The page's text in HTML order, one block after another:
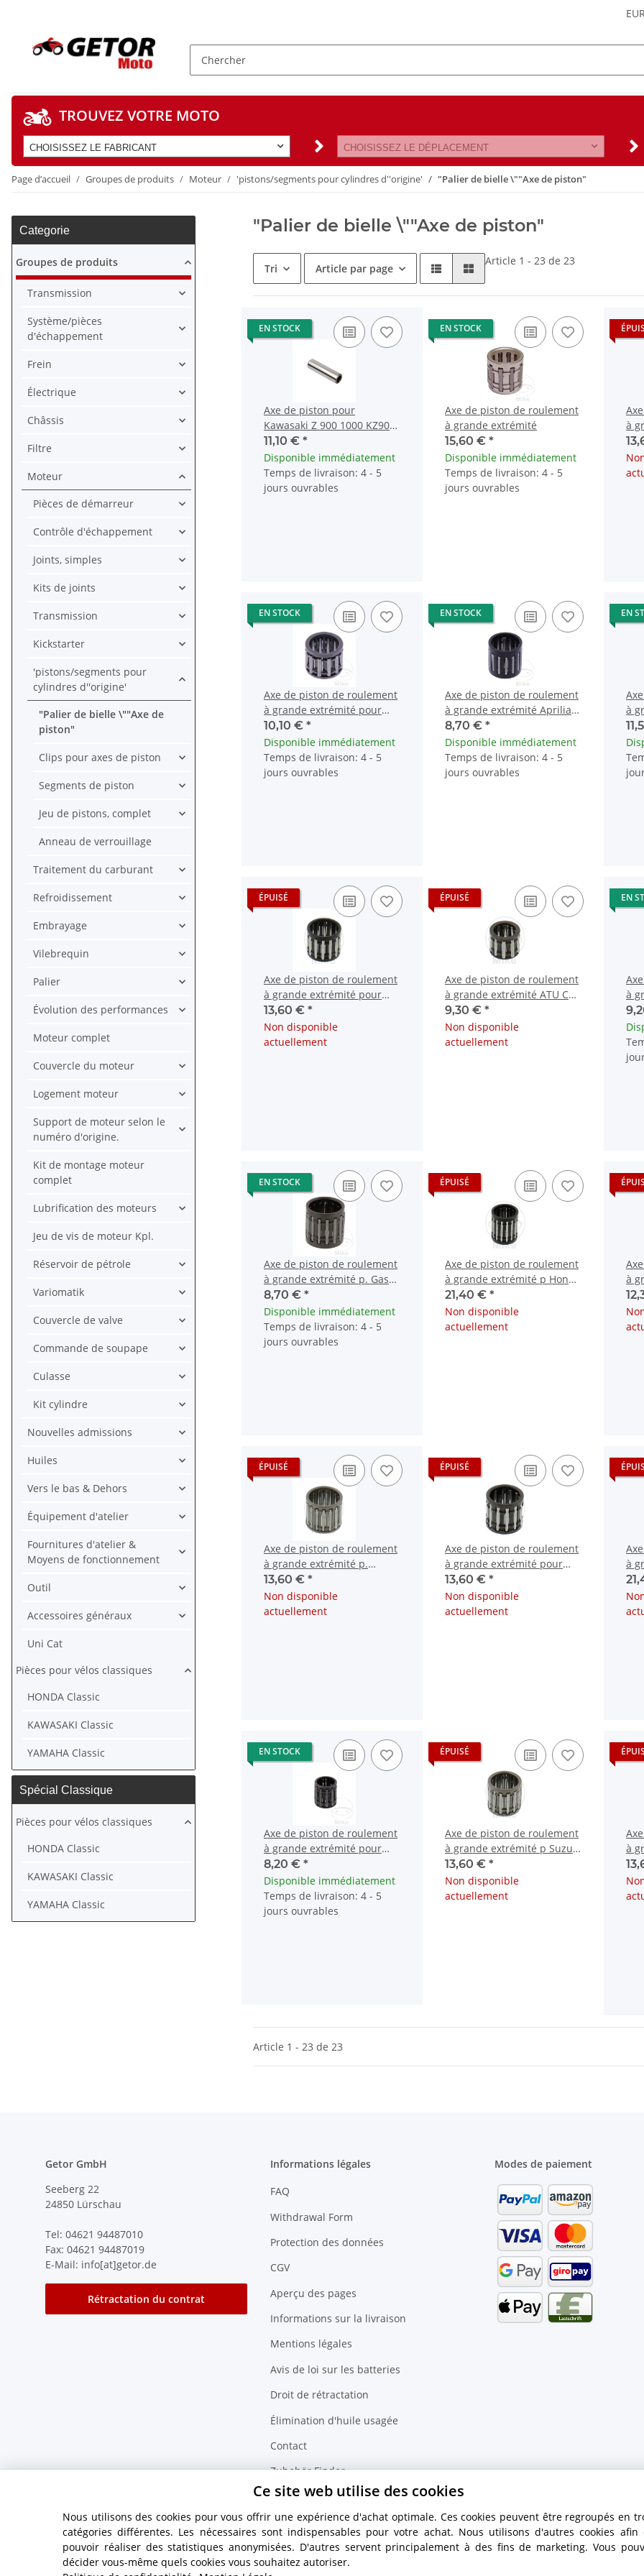
TROUVEZ VOTRE MOTO
CHOISISSEZ LE FABRICANT CHOISISSEZ LE DÉPLACEMENT
Page d’accueil Groupes de produits Moteur 'pistons/segments pour cylindres d''origine' "Palier de bielle \""Axe de piston"
"Palier de bielle \""Axe de piston"
Tri Article par page
Article 1 - 23 de 23
EN STOCK
Axe de piston pour
Kawasaki Z 900 1000 KZ900
Z1R # 13002-022
11,10 € *
Disponible immédiatement
Temps de livraison: 4 - 5
jours ouvrables
EN STOCK
Axe de piston de roulement
à grande extrémité
15,60 € *
Disponible immédiatement
Temps de livraison: 4 - 5
jours ouvrables
à
EN STOCK
Axe de piston de roulement
à grande extrémité pour
AGM ATU Baotian Benelli
CPI
10,10 € *
Disponible immédiatement
Temps de livraison: 4 - 5
jours ouvrables
EN STOCK
Axe de piston de roulement
à grande extrémité Aprilia
Beta Derbi Gilera Hercules
8,70 € *
Disponible immédiatement
Temps de livraison: 4 - 5
jours ouvrables
EN
à
ÉPUISÉ
Axe de piston de roulement
à grande extrémité pour
Aprilia RS 250 Suzuki RG
125
13,60 € *
Non disponible
actuellement
ÉPUISÉ
Axe de piston de roulement
à grande extrémité ATU CX
Honda CR MB MBX MCX MT
MTX
9,30 € *
Non disponible
actuellement
EN
à
CX
MB
EN STOCK
Axe de piston de roulement
à grande extrémité p. Gas
Gas Honda Husqvarna
Yamaha
8,70 € *
Disponible immédiatement
Temps de livraison: 4 - 5
jours ouvrables
ÉPUISÉ
Axe de piston de roulement
à grande extrémité p Honda
CR 450 480 500 # 1981-2001
21,40 € *
Non disponible
actuellement
à
125
ÉPUISÉ
Axe de piston de roulement
à grande extrémité p.
Husaberg TE Husqvarna TC
TE KTM
13,60 € *
Non disponible
actuellement
ÉPUISÉ
Axe de piston de roulement
à grande extrémité pour
Kawasaki KDX 175 200 KMX
125
13,60 € *
Non disponible
actuellement
à
KX
EN STOCK
Axe de piston de roulement
à grande extrémité pour
Piaggio Bravo Ciao Si Vespa
8,20 € *
Disponible immédiatement
Temps de livraison: 4 - 5
jours ouvrables
ÉPUISÉ
Axe de piston de roulement
à grande extrémité p Suzuki
PE RM RMX 250 # 1976-2012
13,60 € *
Non disponible
actuellement
à
Article 1 - 23 de 23
Categorie
Groupes de produits
Transmission
Système/pièces
d'échappement
Frein
Électrique
Châssis
Filtre
Moteur
Pièces de démarreur
Contrôle d'échappement
Joints, simples
Kits de joints
Transmission
Kickstarter
'pistons/segments pour
cylindres d''origine'
"Palier de bielle \""Axe de
piston"
Clips pour axes de piston
Segments de piston
Jeu de pistons, complet
Anneau de verrouillage
Traitement du carburant
Refroidissement
Embrayage
Vilebrequin
Palier
Évolution des performances
Moteur complet
Couvercle du moteur
Logement moteur
Support de moteur selon le
numéro d'origine.
Kit de montage moteur
complet
Lubrification des moteurs
Jeu de vis de moteur Kpl.
Réservoir de pétrole
Variomatik
Couvercle de valve
Commande de soupape
Culasse
Kit cylindre
Nouvelles admissions
Huiles
Vers le bas & Dehors
Équipement d'atelier
Fournitures d'atelier &
Moyens de fonctionnement
Outil
Accessoires généraux
Uni Cat
Pièces pour vélos classiques
HONDA Classic
KAWASAKI Classic
YAMAHA Classic
Spécial Classique
Pièces pour vélos classiques
HONDA Classic
KAWASAKI Classic
YAMAHA Classic
Getor GmbH
Seeberg 22
24850 Lürschau
Tel: 04621 94487010
Fax: 04621 94487019
E-Mail: info[at]getor.de
Rétractation du contrat
Informations légales
FAQ
Withdrawal Form
Protection des données
CGV
Aperçu des pages
Informations sur la livraison
Mentions légales
Avis de loi sur les batteries
Droit de rétractation
Élimination d'huile usagée
Contact
Zubehör Finder
Modes de paiement
* Tous les prix s'entendent TVA incluse, frais d'expédition exclus.
Ce site web utilise des cookies
Nous utilisons des cookies pour vous offrir une expérience d'achat optimale. Ces cookies peuvent être regroupés en
catégories différentes. Les nécessaires sont indispensables pour votre achat. Nous utilisons d'autres cookies afin
pouvoir réaliser des statistiques anonymisées. D'autres servent principalement à des fins de marketing. Vous
décider vous-même quels cookies vous souhaitez autoriser.